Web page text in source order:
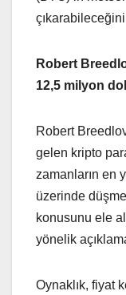
Robert
12,5 milyon
Robert
gelen kripto
zamanların en
üzerinde
konusunu ele
yönelik
Oynaklık, fiyat